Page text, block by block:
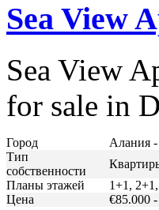
Sea View
Sea View
for sale in
Город
Алания
Тип
собственности
Планы этажей
1+1,
Цена
€85.000